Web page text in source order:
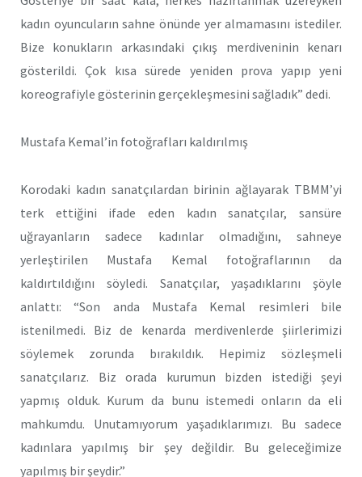
kadın oyuncuların sahne önünde yer almamasını istediler.
Bize konukların arkasındaki çıkış merdiveninin kenarı
gösterildi. Çok kısa sürede yeniden prova yapıp yeni
koreografiyle gösterinin gerçekleşmesini sağladık” dedi.
Mustafa Kemal’in fotoğrafları kaldırılmış
Korodaki kadın sanatçılardan birinin ağlayarak TBMM’yi
terk ettiğini ifade eden kadın sanatçılar, sansüre
uğrayanların sadece kadınlar olmadığını, sahneye
yerleştirilen Mustafa Kemal fotoğraflarının da
kaldırtıldığını söyledi. Sanatçılar, yaşadıklarını şöyle
anlattı: “Son anda Mustafa Kemal resimleri bile
istenilmedi. Biz de kenarda merdivenlerde şiirlerimizi
söylemek zorunda bırakıldık. Hepimiz sözleşmeli
sanatçılarız. Biz orada kurumun bizden istediği şeyi
yapmış olduk. Kurum da bunu istemedi onların da eli
mahkumdu. Unutamıyorum yaşadıklarımızı. Bu sadece
kadınlara yapılmış bir şey değildir. Bu geleceğimize
yapılmış bir şeydir.”